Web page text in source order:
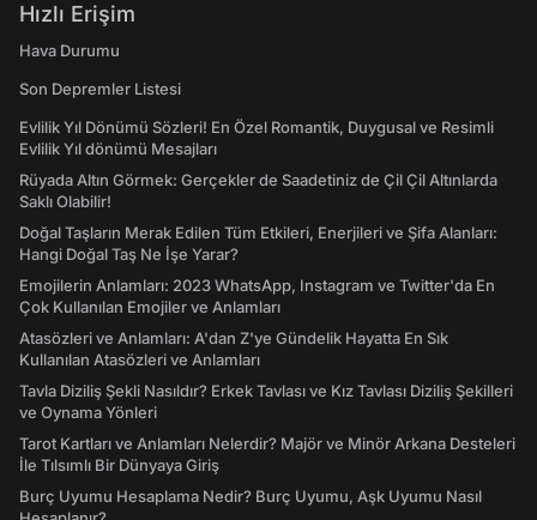
Hızlı Erişim
Hava Durumu
Son Depremler Listesi
Evlilik Yıl Dönümü Sözleri! En Özel Romantik, Duygusal ve Resimli
Evlilik Yıl dönümü Mesajları
Rüyada Altın Görmek: Gerçekler de Saadetiniz de Çil Çil Altınlarda
Saklı Olabilir!
Doğal Taşların Merak Edilen Tüm Etkileri, Enerjileri ve Şifa Alanları:
Hangi Doğal Taş Ne İşe Yarar?
Emojilerin Anlamları: 2023 WhatsApp, Instagram ve Twitter'da En
Çok Kullanılan Emojiler ve Anlamları
Atasözleri ve Anlamları: A'dan Z'ye Gündelik Hayatta En Sık
Kullanılan Atasözleri ve Anlamları
Tavla Diziliş Şekli Nasıldır? Erkek Tavlası ve Kız Tavlası Diziliş Şekilleri
ve Oynama Yönleri
Tarot Kartları ve Anlamları Nelerdir? Majör ve Minör Arkana Desteleri
İle Tılsımlı Bir Dünyaya Giriş
Burç Uyumu Hesaplama Nedir? Burç Uyumu, Aşk Uyumu Nasıl